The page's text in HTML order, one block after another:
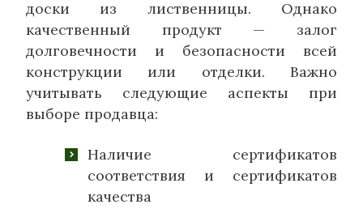
доски из лиственницы. Однако
качественный продукт — залог
долговечности и безопасности всей
конструкции или отделки. Важно
учитывать следующие аспекты при
выборе продавца:
Наличие сертификатов
соответствия и сертификатов
качества